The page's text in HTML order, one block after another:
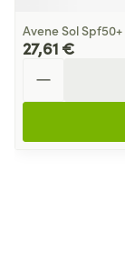
Avene Sol
27,61 €